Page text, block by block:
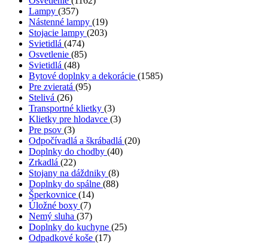
Lampy (357)
Nástenné lampy (19)
Stojacie lampy (203)
Svietidlá (474)
Osvetlenie (85)
Svietidlá (48)
Bytové doplnky a dekorácie (1585)
Pre zvieratá (95)
Stelivá (26)
Transportné klietky (3)
Klietky pre hlodavce (3)
Pre psov (3)
Odpočívadlá a škrábadlá (20)
Doplnky do chodby (40)
Zrkadlá (22)
Stojany na dáždniky (8)
Doplnky do spálne (88)
Šperkovnice (14)
Úložné boxy (7)
Nemý sluha (37)
Doplnky do kuchyne (25)
Odpadkové koše (17)